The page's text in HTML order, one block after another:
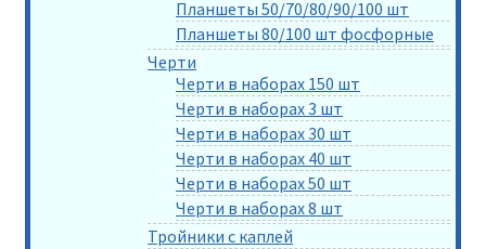
Планшеты 50/70/80/90/100 шт
Планшеты 80/100 шт фосфорные
Черти
Черти в наборах 150 шт
Черти в наборах 3 шт
Черти в наборах 30 шт
Черти в наборах 40 шт
Черти в наборах 50 шт
Черти в наборах 8 шт
Тройники с каплей